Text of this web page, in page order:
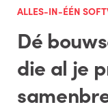
ALLES-IN-ÉÉN
Dé
die al je